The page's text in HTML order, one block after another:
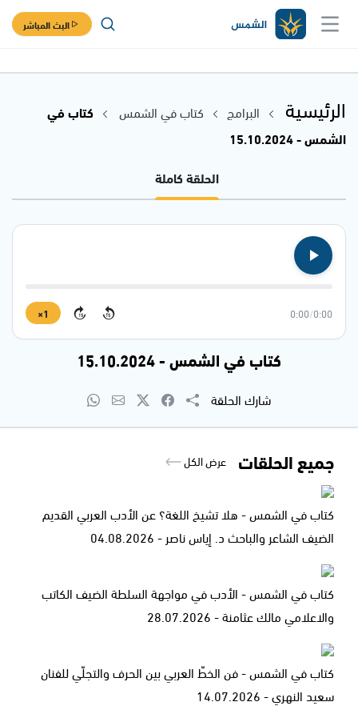
البث المباشر
الرئيسية البرامج كتاب في الشمس
كتاب في
الشمس - 15.10.2024
الحلقة كاملة
0:00
/
0:00
15
15
1×
كتاب في الشمس - 15.10.2024
شارك الحلقة
جميع الحلقات عرض الكل
كتاب في الشمس - هلا تشيخ اللغة؟ عن الأدب العربي القديم
الضيف الشاعر والباحث د. إياس ناصر - 04.08.2026
كتاب في الشمس - الأدب في مواجهة السلطة الضيف الكاتب
والاعلامي مالك عثامنة - 28.07.2026
كتاب في الشمس - فن الخطّ العربي بين الحرف والتجلّي للفنان
سعيد النهري - 14.07.2026